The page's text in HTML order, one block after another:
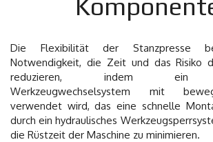
Die Flexibilität der Stanzpresse
Notwendigkeit, die Zeit und das Risiko
reduzieren, indem ein
Werkzeugwechselsystem mit
verwendet wird, das eine schnelle
durch ein hydraulisches
die Rüstzeit der Maschine zu minimieren.